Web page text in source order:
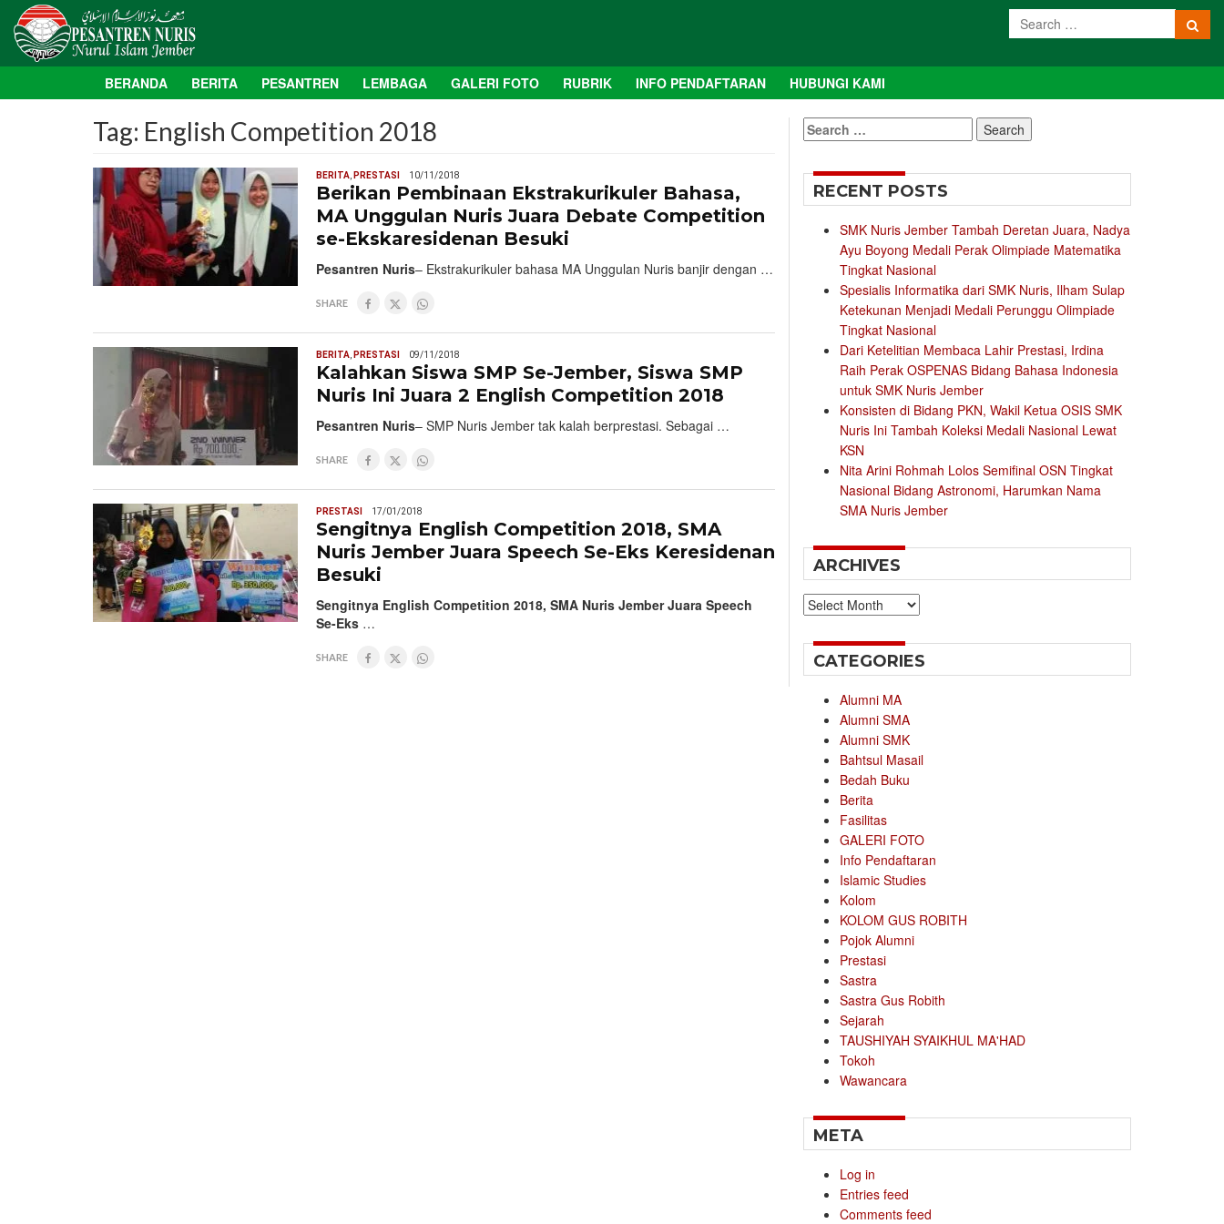
BERANDA BERITA PESANTREN LEMBAGA GALERI FOTO RUBRIK INFO PENDAFTARAN HUBUNGI KAMI
Tag: English Competition 2018
BERITA, PRESTASI 10/11/2018
Berikan Pembinaan Ekstrakurikuler Bahasa,
MA Unggulan Nuris Juara Debate Competition
se-Ekskaresidenan Besuki
Pesantren Nuris– Ekstrakurikuler bahasa MA Unggulan Nuris banjir dengan …
SHARE
BERITA, PRESTASI 09/11/2018
Kalahkan Siswa SMP Se-Jember, Siswa SMP
Nuris Ini Juara 2 English Competition 2018
Pesantren Nuris– SMP Nuris Jember tak kalah berprestasi. Sebagai …
SHARE
PRESTASI 17/01/2018
Sengitnya English Competition 2018, SMA
Nuris Jember Juara Speech Se-Eks Keresidenan
Besuki
Sengitnya English Competition 2018, SMA Nuris Jember Juara Speech
Se-Eks …
SHARE
Search
for:
RECENT POSTS
SMK Nuris Jember Tambah Deretan Juara, Nadya
Ayu Boyong Medali Perak Olimpiade Matematika
Tingkat Nasional
Spesialis Informatika dari SMK Nuris, Ilham Sulap
Ketekunan Menjadi Medali Perunggu Olimpiade
Tingkat Nasional
Dari Ketelitian Membaca Lahir Prestasi, Irdina
Raih Perak OSPENAS Bidang Bahasa Indonesia
untuk SMK Nuris Jember
Konsisten di Bidang PKN, Wakil Ketua OSIS SMK
Nuris Ini Tambah Koleksi Medali Nasional Lewat
KSN
Nita Arini Rohmah Lolos Semifinal OSN Tingkat
Nasional Bidang Astronomi, Harumkan Nama
SMA Nuris Jember
ARCHIVES
Archives
CATEGORIES
Alumni MA
Alumni SMA
Alumni SMK
Bahtsul Masail
Bedah Buku
Berita
Fasilitas
GALERI FOTO
Info Pendaftaran
Islamic Studies
Kolom
KOLOM GUS ROBITH
Pojok Alumni
Prestasi
Sastra
Sastra Gus Robith
Sejarah
TAUSHIYAH SYAIKHUL MA'HAD
Tokoh
Wawancara
META
Log in
Entries feed
Comments feed